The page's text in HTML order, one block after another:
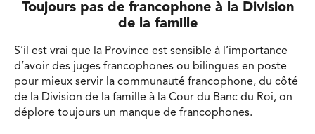
Toujours pas de francophone à la Division
de la famille
S’il est vrai que la Province est sensible à l’importance
d’avoir des juges francophones ou bilingues en poste
pour mieux servir la communauté francophone, du côté
de la Division de la famille à la Cour du Banc du Roi, on
déplore toujours un manque de francophones.